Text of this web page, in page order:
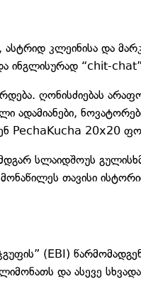
კლეინისა და
ინგლისურად “chit-
ღონისძიებას
ადამიანები,
PechaKucha 20x20
სლაიდშოუს
თავისი
(EBI)
და ასევე